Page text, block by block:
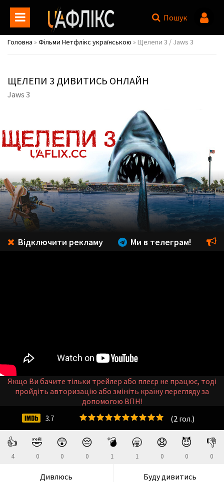
Пошук
Головна » Фільми Нетфлікс українською » Щелепи 3 / Jaws 3
ЩЕЛЕПИ 3 ДИВИТИСЬ ОНЛАЙН
Jaws 3
👍
4
🤣
0
😲
0
😔
0
💣
1
🥱
1
😧
0
😈
0
👎
0
Дивлюсь Буду дивитись
(2 гол.)
3.7
Відключити рекламу Ми в телеграм!
Якщо Ви бачите тільки трейлер або плеєр не працює, тоді
пройдіть авторизацію або змініть країну перегляду за
допомогою ВПН!